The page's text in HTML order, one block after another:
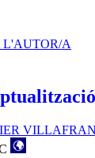
L'AUTOR/A